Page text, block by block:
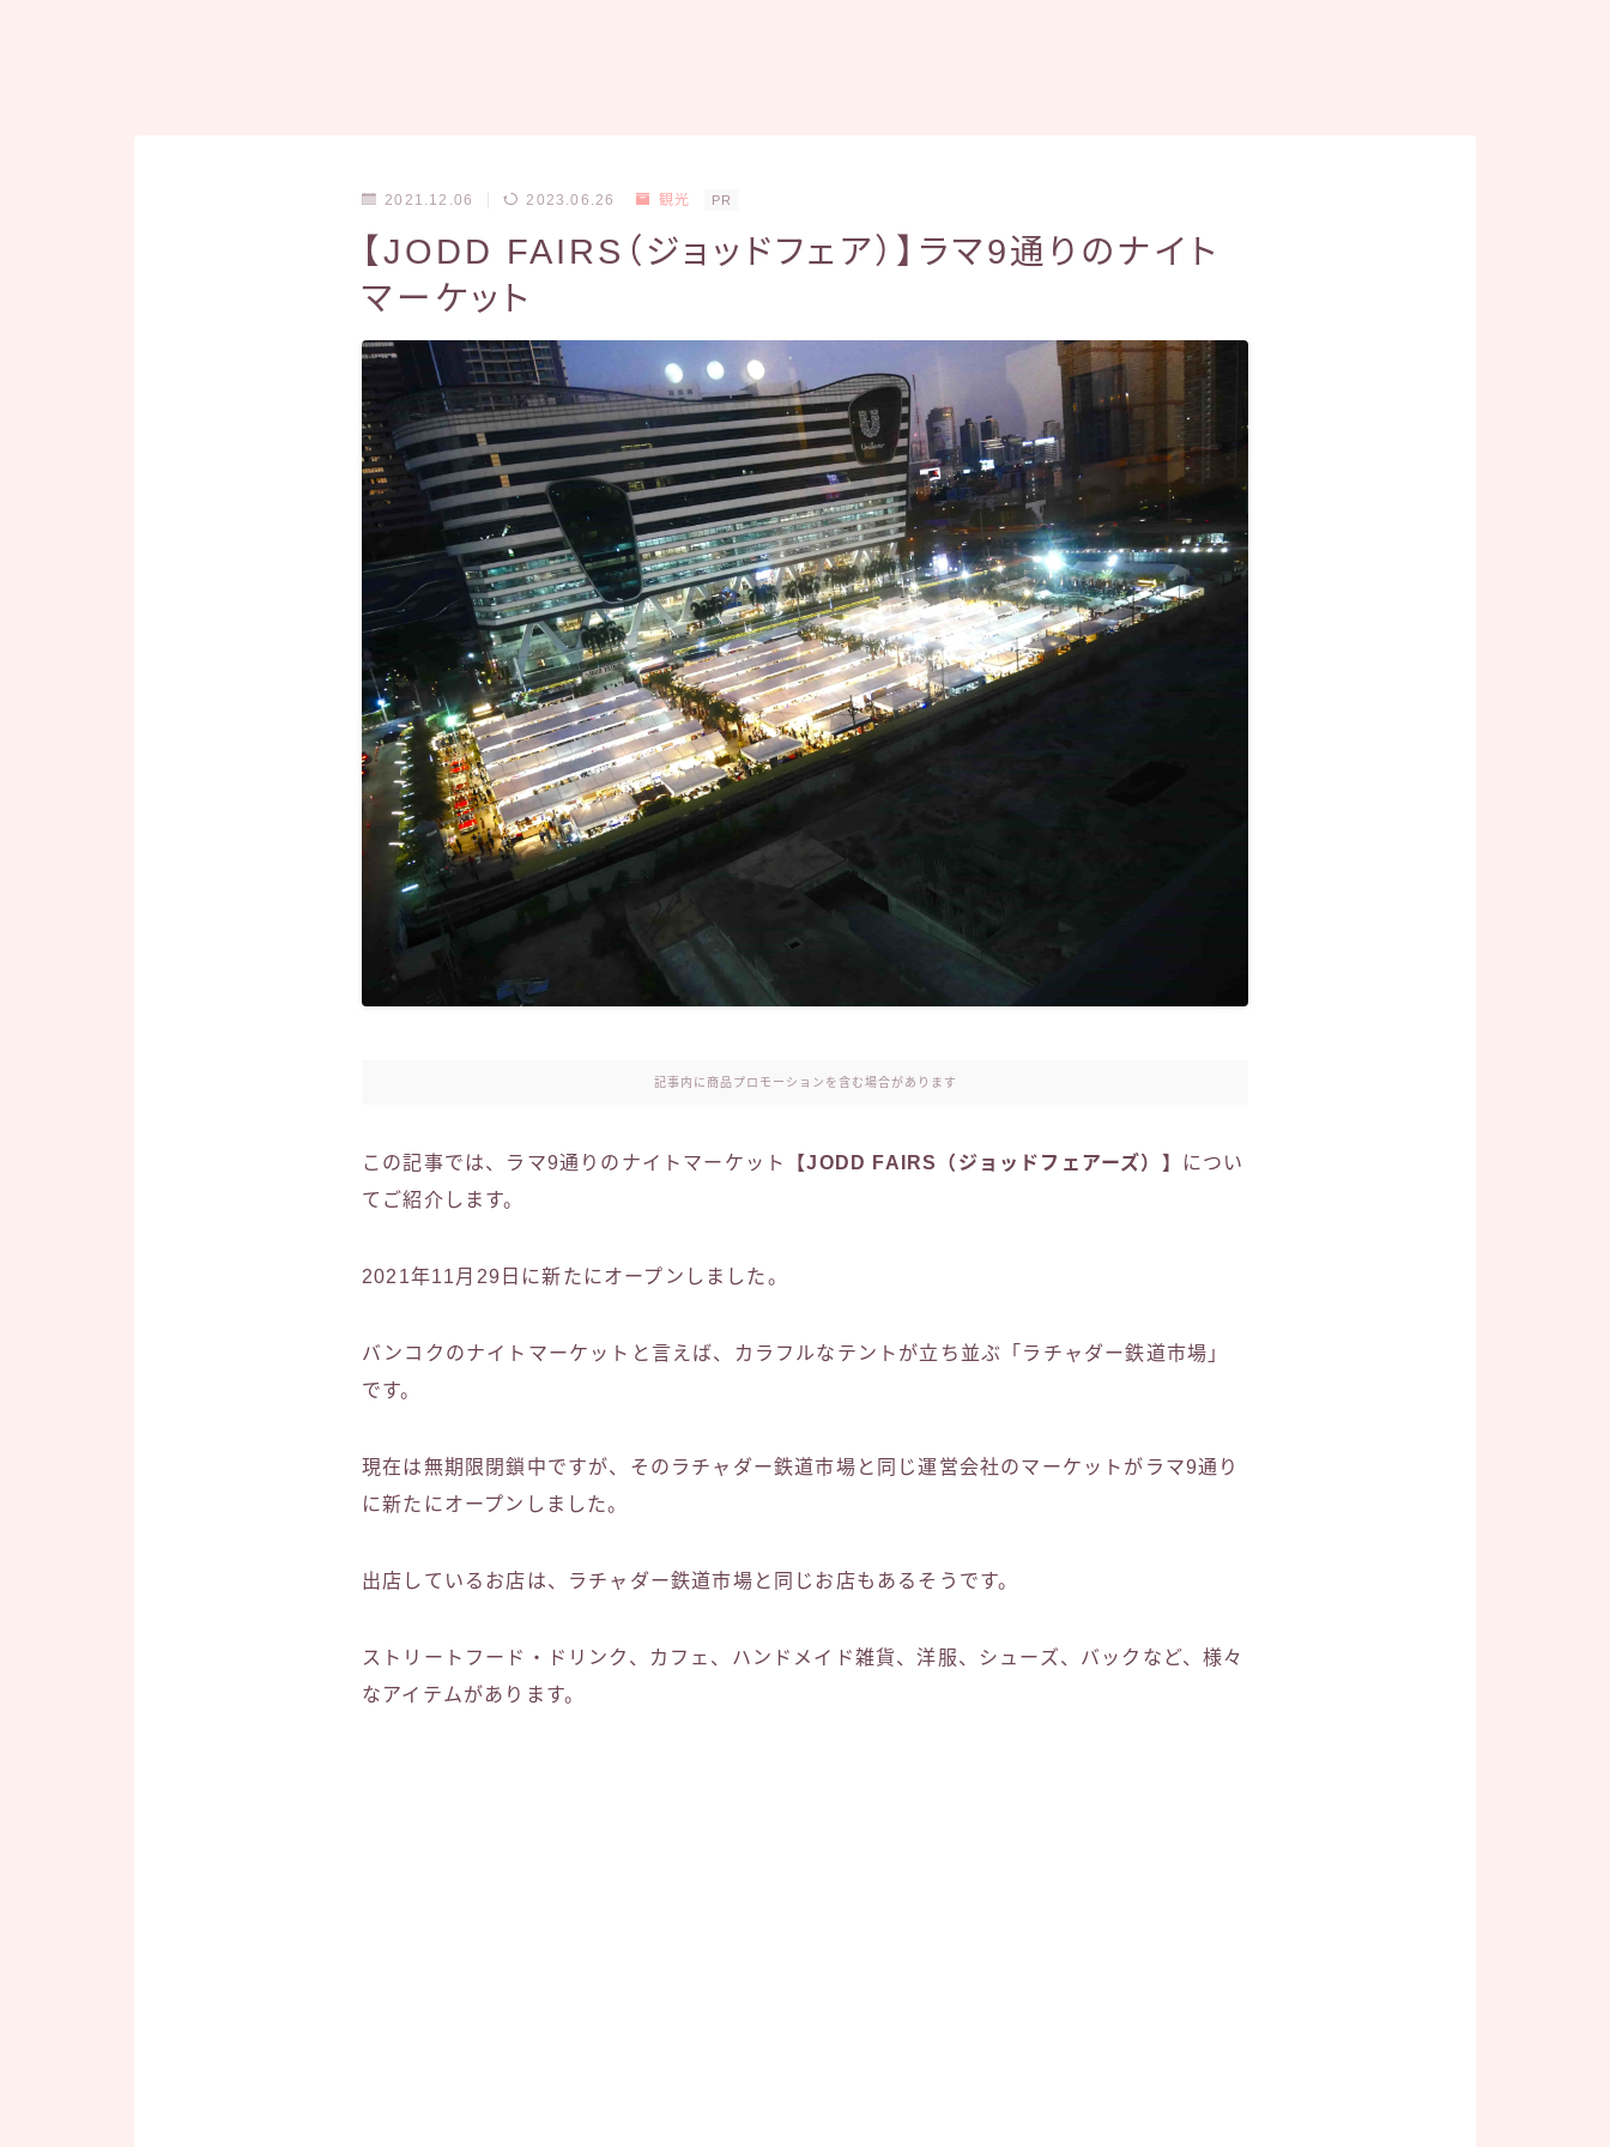
2021.12.06 2023.06.26 観光 PR
【JODD FAIRS（ジョッドフェア）】ラマ9通りのナイト
マーケット
記事内に商品プロモーションを含む場合があります
この記事では、ラマ9通りのナイトマーケット 【JODD FAIRS（ジョッドフェアーズ）】
につい
てご紹介します。
2021年11月29日に新たにオープンしました。
バンコクのナイトマーケットと言えば、カラフルなテントが立ち並ぶ「ラチャダー鉄道市場」
です。
現在は無期限閉鎖中ですが、そのラチャダー鉄道市場と同じ運営会社のマーケットがラマ9通り
に新たにオープンしました。
出店しているお店は、ラチャダー鉄道市場と同じお店もあるそうです。
ストリートフード・ドリンク、カフェ、ハンドメイド雑貨、洋服、シューズ、バックなど、様々
なアイテムがあります。